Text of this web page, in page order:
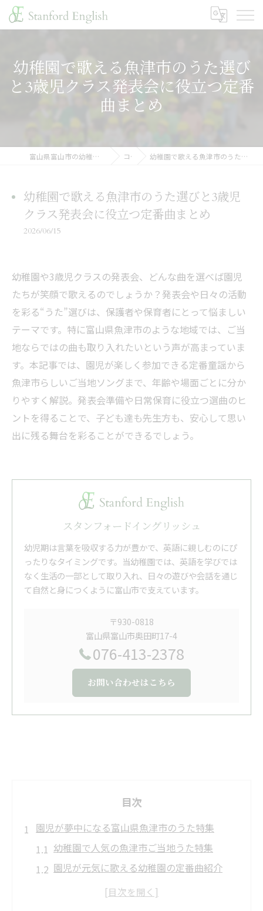
幼稚園で歌える魚津市のうた選び
と3歳児クラス発表会に役立つ定番
曲まとめ
富山県富山市の幼稚園ならスタンフォードイングリッシュ コラム 幼稚園で歌える魚津市のうた選びと3歳児クラス発表会に役立つ定番曲まとめ
幼稚園で歌える魚津市のうた選びと3歳児
クラス発表会に役立つ定番曲まとめ
2026/06/15
幼稚園や3歳児クラスの発表会、どんな曲を選べば園児
たちが笑顔で歌えるのでしょうか？発表会や日々の活動
を彩る“うた”選びは、保護者や保育者にとって悩ましい
テーマです。特に富山県魚津市のような地域では、ご当
地ならではの曲も取り入れたいという声が高まっていま
す。本記事では、園児が楽しく参加できる定番童謡から
魚津市らしいご当地ソングまで、年齢や場面ごとに分か
りやすく解説。発表会準備や日常保育に役立つ選曲のヒ
ントを得ることで、子ども達も先生方も、安心して思い
出に残る舞台を彩ることができるでしょう。
スタンフォードイングリッシュ
幼児期は言葉を吸収する力が豊かで、英語に親しむのにぴ
ったりなタイミングです。当幼稚園では、英語を学びでは
なく生活の一部として取り入れ、日々の遊びや会話を通じ
て自然と身につくように富山市で支えています。
〒930-0818
富山県富山市奥田町17-4
076-413-2378
お問い合わせはこちら
目次
園児が夢中になる富山県魚津市のうた特集
幼稚園で人気の魚津市ご当地うた特集
園児が元気に歌える幼稚園の定番曲紹介
富山県魚津市の幼稚園で愛されるうた選び